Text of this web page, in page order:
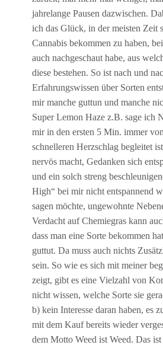
jahrelange Pausen dazwischen.
ich das Glück, in der meisten Zeit
Cannabis bekommen zu haben,
auch nachgeschaut habe, aus
diese bestehen. So ist nach und
Erfahrungswissen über Sorten
mir manche guttun und manche
Super Lemon Haze z.B. sage ich
mir in den ersten 5 Min. immer
schnelleren Herzschlag begleitet
nervös macht, Gedanken sich
und ein solch streng
High“ bei mir nicht entspannend
sagen möchte, ungewohnte
Verdacht auf Chemiegras kann
dass man eine Sorte bekommen
guttut. Da muss auch nichts
sein. So wie es sich mit meiner
zeigt, gibt es eine Vielzahl von
nicht wissen, welche Sorte sie
b) kein Interesse daran haben, es
mit dem Kauf bereits wieder
dem Motto Weed ist Weed. Das ist